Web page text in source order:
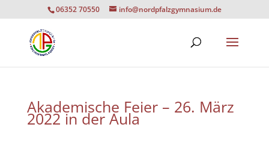
06352 70550 info@nordpfalzgymnasium.de
Akademische Feier – 26. März
2022 in der Aula